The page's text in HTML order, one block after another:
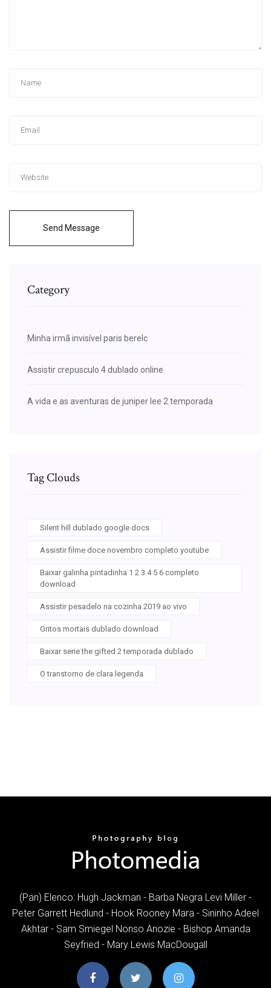
Send Message
Category
Minha irmã invisível paris berelc
Assistir crepusculo 4 dublado online
A vida e as aventuras de juniper lee 2 temporada
Tag Clouds
Silent hill dublado google docs
Assistir filme doce novembro completo youtube
Baixar galinha pintadinha 1 2 3 4 5 6 completo
download
Assistir pesadelo na cozinha 2019 ao vivo
Gritos mortais dublado download
Baixar serie the gifted 2 temporada dublado
O transtorno de clara legenda
(Pan) Elenco: Hugh Jackman - Barba Negra Levi Miller -
Peter Garrett Hedlund - Hook Rooney Mara - Sininho Adeel
Akhtar - Sam Smiegel Nonso Anozie - Bishop Amanda
Seyfried - Mary Lewis MacDougall